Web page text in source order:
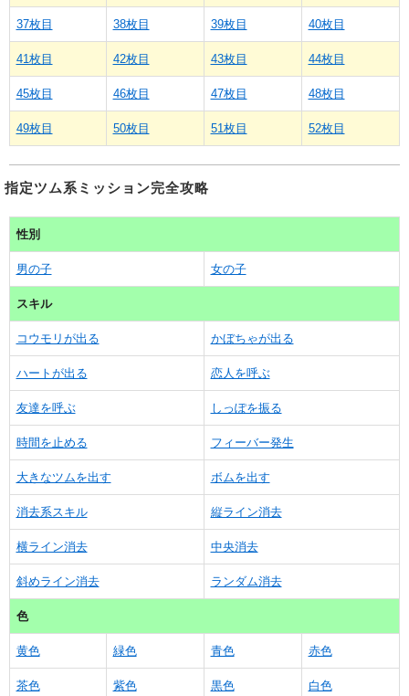
37枚目 38枚目 39枚目 40枚目
41枚目 42枚目 43枚目 44枚目
45枚目 46枚目 47枚目 48枚目
49枚目 50枚目 51枚目 52枚目
指定ツム系ミッション完全攻略
性別
男の子 女の子
スキル
コウモリが出る かぼちゃが出る
ハートが出る 恋人を呼ぶ
友達を呼ぶ しっぽを振る
時間を止める フィーバー発生
大きなツムを出す ボムを出す
消去系スキル 縦ライン消去
横ライン消去 中央消去
斜めライン消去 ランダム消去
色
黄色 緑色 青色 赤色
茶色 紫色 黒色 白色